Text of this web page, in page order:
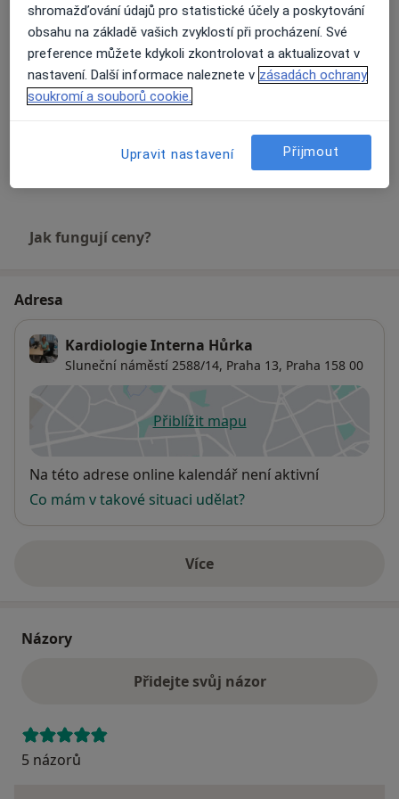
Kardiologické konzultace
Detaily
Jak fungují ceny?
Adresa
Kardiologie Interna Hůrka
Sluneční náměstí 2588/14, Praha 13, Praha 158 00
Přiblížit mapuse otevře v nové záložce
Dostupnost
Na této adrese online kalendář není aktivní
Co mám v takové situaci udělat?
Víceo adrese
Názory
Přidejte svůj názor
5 názorů
shromažďování údajů pro statistické účely a poskytování
obsahu na základě vašich zvyklostí při procházení. Své
preference můžete kdykoli zkontrolovat a aktualizovat v
nastavení. Další informace naleznete v zásadách ochrany
soukromí a souborů cookie.
Upravit nastavení Přijmout